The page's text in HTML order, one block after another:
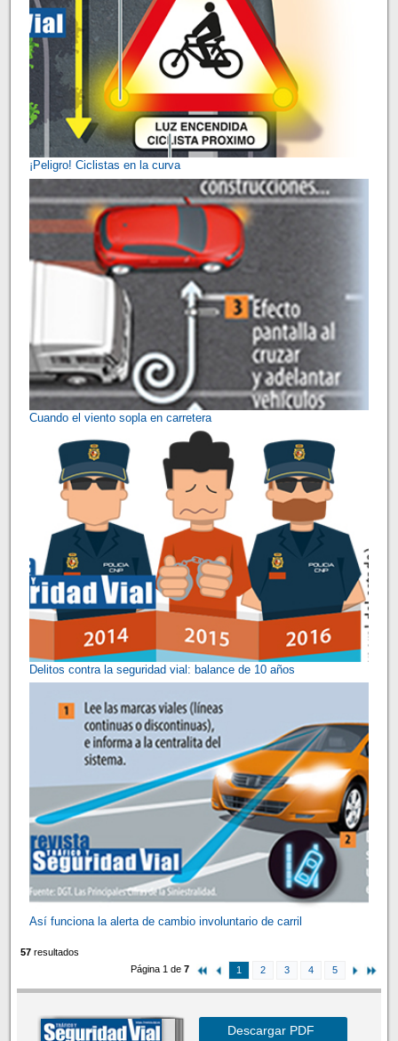
¡Peligro! Ciclistas en la curva
Cuando el viento sopla en carretera
Delitos contra la seguridad vial: balance de 10 años
Así funciona la alerta de cambio involuntario de carril
57resultados
Página 1 de7 1 2 3 4 5
Descargar PDF